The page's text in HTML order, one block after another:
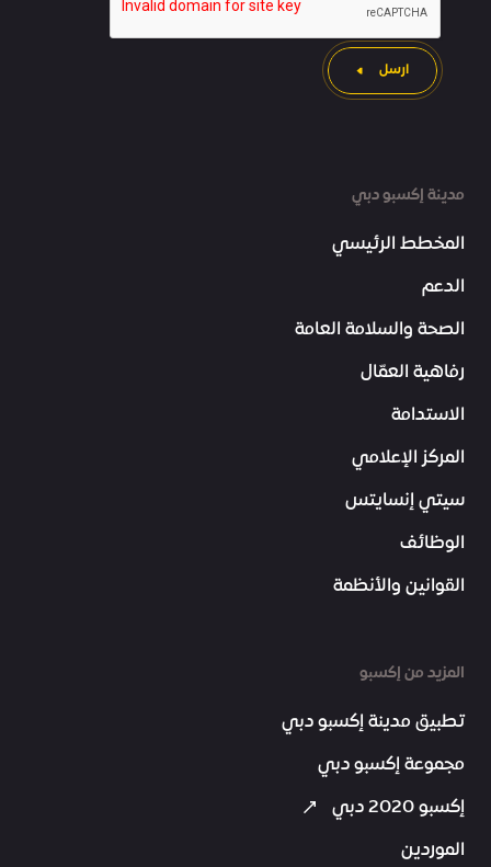
مدينة إكسبو دبي
المخطط الرئيسي
الدعم
الصحة والسلامة العامة
رفاهية العمّال
الاستدامة
المركز الإعلامي
سيتي إنسايتس
الوظائف
القوانين والأنظمة
المزيد من إكسبو
تطبيق مدينة إكسبو دبي
مجموعة إكسبو دبي
إكسبو 2020 دبي
الموردين
ارسل